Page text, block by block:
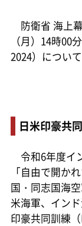
防衛省 海上
（月）14時00
2024）につい
日米印豪共
令和6年度イ
「自由で開か
国・同志国海
米海軍、イン
印豪共同訓練（